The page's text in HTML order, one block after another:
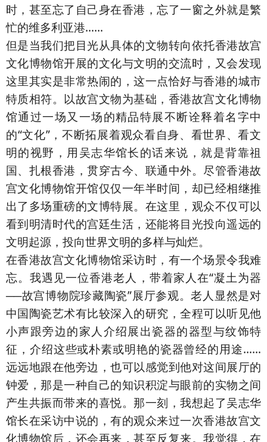
时，甚至忘了自己身在香港，忘了一窗之外就是繁
忙的维多利亚港……
但是当我们把目光从具体的文物转向依托香港故宫
文化博物馆开展的文化与文明的交流时，又会发现
这里其实是非常热闹的，这一点恰好与香港的城市
特质相符。以故宫文物为基础，香港故宫文化博物
馆通过一场又一场的精品特展不断诠释着名字中
的“文化”，不断拓展着观众看自身、看世界、看文
明的视野，用吴志华馆长的话来说，就是背靠祖
国、扎根香港，贯穿古今、联通中外。尽管香港故
宫文化博物馆开馆仅仅一年半时间，却已经相继推
出了多场重磅的文博特展。在这里，观众不仅可以
看到明清时代的宫廷生活，还能将目光投向遥远的
文明起源，投向世界文明的多样与灿烂。
在香港故宫文化博物馆采访时，有一个场景令我难
忘。我遇见一位香港老人，带着家人在“凝土为器
──故宫博物院珍藏陶瓷”展厅参观。老人显然是对
中国陶瓷艺术有比较深入的研究，全程可以听见他
小声跟旁边的家人介绍展出瓷器的器型与纹饰特
征，介绍这些或朴素或明艳的瓷器曾经的用途……
远远地跟在他旁边，也可以感觉到他对这间展厅的
钟爱，那是一种自己的知识积淀与眼前的实物之间
产生共振而带来的喜悦。那一刻，我想起了吴志华
馆长在采访中说的，有的观众来过一次香港故宫文
化博物馆后，还会再来，甚至反复来。我觉得，在